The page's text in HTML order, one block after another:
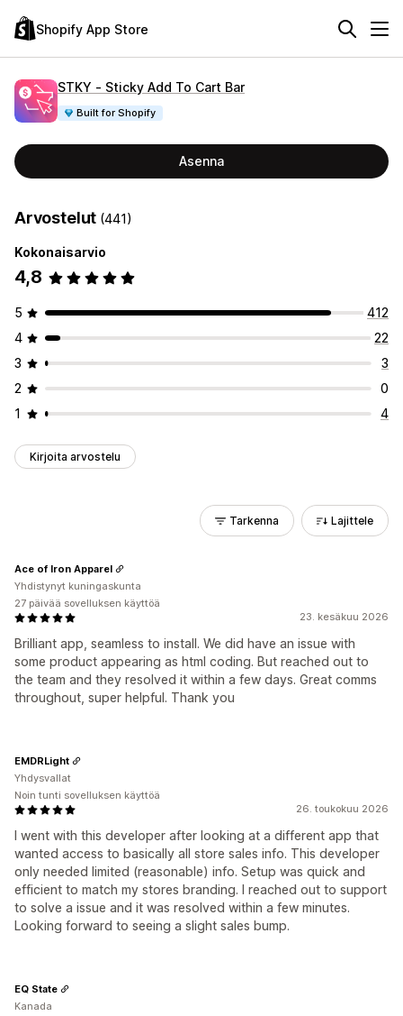
Shopify App Store
STKY ‑ Sticky Add To Cart Bar
Built for Shopify
Asenna
Arvostelut (441)
Kokonaisarvio
4,8
5
412
4
22
3
3
2
0
1
4
Kirjoita arvostelu
Tarkenna Lajittele
23. kesäkuu 2026
Brilliant app, seamless to install. We did have an issue with
some product appearing as html coding. But reached out to
the team and they resolved it within a few days. Great comms
throughout, super helpful. Thank you
Ace of Iron Apparel
Yhdistynyt kuningaskunta
27 päivää sovelluksen käyttöä
26. toukokuu 2026
I went with this developer after looking at a different app that
wanted access to basically all store sales info. This developer
only needed limited (reasonable) info. Setup was quick and
efficient to match my stores branding. I reached out to support
to solve a issue and it was resolved within a few minutes.
Looking forward to seeing a slight sales bump.
EMDRLight
Yhdysvallat
Noin tunti sovelluksen käyttöä
EQ State
Kanada